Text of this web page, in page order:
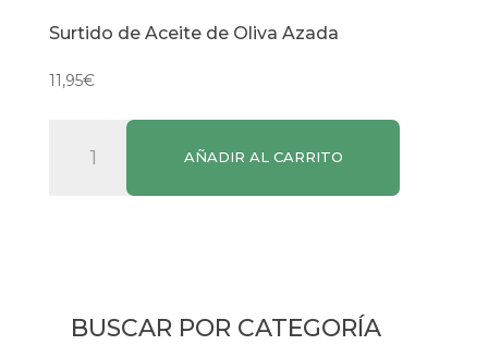
Surtido de Aceite de Oliva Azada
11,95€
AÑADIR AL CARRITO
BUSCAR POR CATEGORÍA